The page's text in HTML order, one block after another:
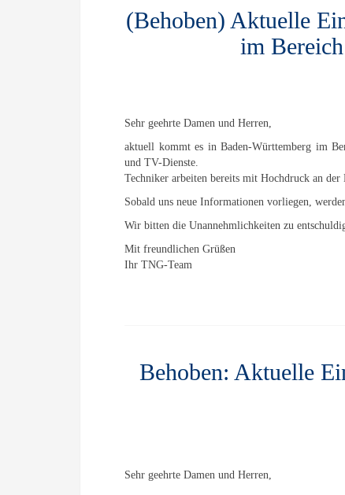
(Behoben) Aktuelle
im
Sehr geehrte Damen und Herren,
aktuell kommt es in Baden-Württemberg im
und TV-Dienste.
Techniker arbeiten bereits mit Hochdruck an der
Sobald uns neue Informationen vorliegen,
Wir bitten die Unannehmlichkeiten zu
Mit freundlichen Grüßen
Ihr TNG-Team
Behoben: Aktuelle
Sehr geehrte Damen und Herren,